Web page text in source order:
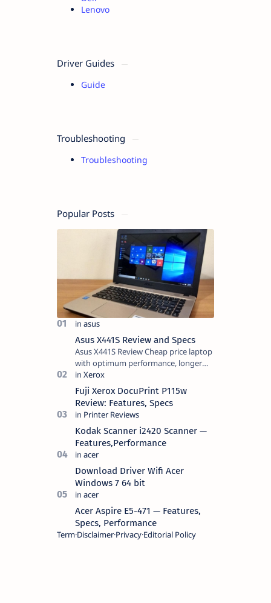
Lenovo
Driver Guides
Guide
Troubleshooting
Troubleshooting
Popular Posts
Asus X441S Review and Specs
Asus X441S Review Cheap price laptop
with optimum performance, longer
battery life, comes with premium
design, has a clear sound quality, 14
"i…
Fuji Xerox DocuPrint P115w
Review: Features, Specs
Kodak Scanner i2420 Scanner —
Features,Performance
Download Driver Wifi Acer
Windows 7 64 bit
Acer Aspire E5-471 — Features,
Specs, Performance
Term Disclaimer Privacy Editorial Policy